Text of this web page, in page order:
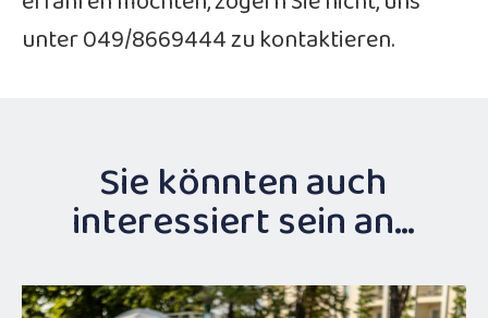
unter 049/8669444 zu kontaktieren.
Sie könnten auch
interessiert sein an…